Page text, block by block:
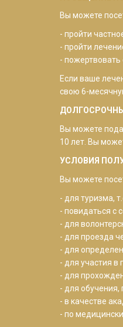
Вы можете
- пройти
- пройти
- пожертвовать
Если ваше
свою 6-
Вы можете
10 лет. Вы
УСЛОВИЯ
Вы можете
- для туризма,
- повидаться с
- для
- для проезда
- для
- для участия
- для
- для
- в качестве
- по